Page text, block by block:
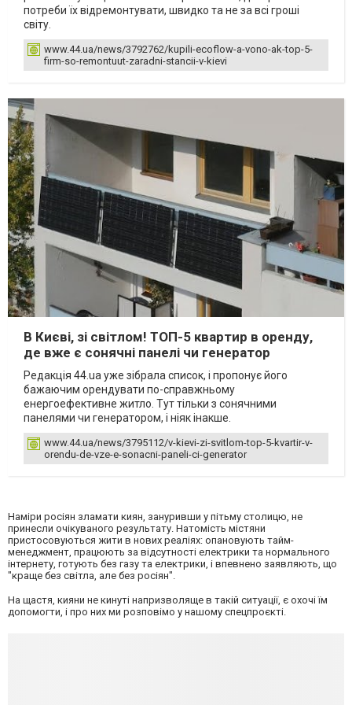
потреби їх відремонтувати, швидко та не за всі гроші
світу.
www.44.ua/news/3792762/kupili-ecoflow-a-vono-ak-top-5-
firm-so-remontuut-zaradni-stancii-v-kievi
В Києві, зі світлом! ТОП-5 квартир в оренду,
де вже є сонячні панелі чи генератор
Редакція 44.ua уже зібрала список, і пропонує його
бажаючим орендувати по-справжньому
енергоефективне житло. Тут тільки з сонячними
панелями чи генератором, і ніяк інакше.
www.44.ua/news/3795112/v-kievi-zi-svitlom-top-5-kvartir-v-
orendu-de-vze-e-sonacni-paneli-ci-generator
Наміри росіян зламати киян, зануривши у пітьму столицю, не
принесли очікуваного результату. Натомість містяни
пристосовуються жити в нових реаліях: опановують тайм-
менеджмент, працюють за відсутності електрики та нормального
інтернету, готують без газу та електрики, і впевнено заявляють, що
"краще без світла, але без росіян".
На щастя, кияни не кинуті напризволяще в такій ситуації, є охочі їм
допомогти, і про них ми розповімо у нашому спецпроєкті.